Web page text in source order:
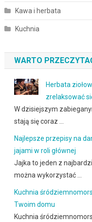
Kawa i herbata
Kuchnia
WARTO
Herbata
zrelaksować
W dzisiejszym
stają się coraz …
Najlepsze przepisy na
jajami w roli głównej
Jajka to jeden z
można wykorzystać …
Kuchnia
Twoim domu
Kuchnia